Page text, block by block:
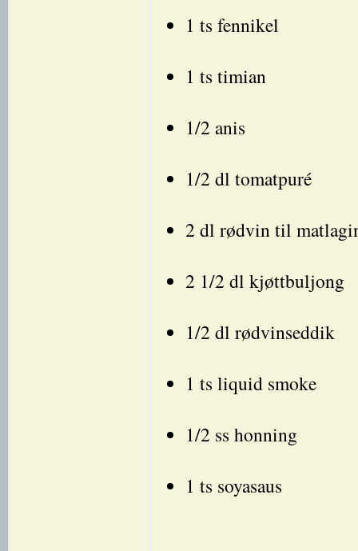
1 ts fennikel
1 ts timian
1/2 anis
1/2 dl tomatpuré
2 dl rødvin til
2 1/2 dl kjøttbuljong
1/2 dl rødvinseddik
1 ts liquid smoke
1/2 ss honning
1 ts soyasaus